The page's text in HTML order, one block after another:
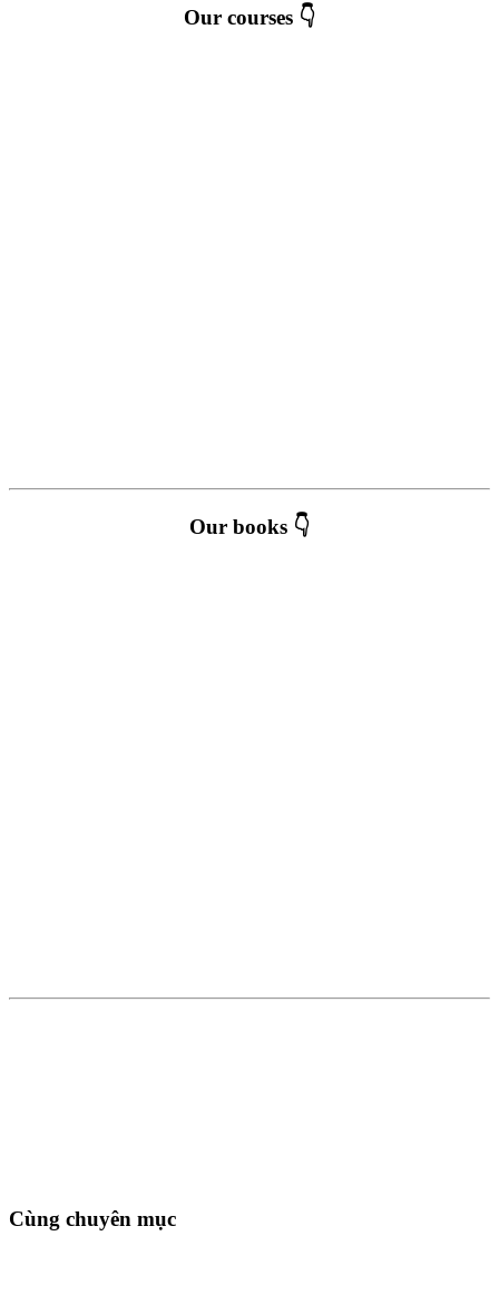
Our courses 👇
Our books 👇
Cùng chuyên mục